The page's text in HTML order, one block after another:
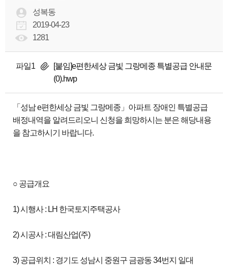
성복동
2019-04-23
1281
파일1
[붙임]e편한세상 금빛 그랑메종 특별공급 안내문
(0).hwp
「성남 e편한세상 금빛 그랑메종」아파트 장애인 특별공급
배정내역을 알려드리오니 신청을 희망하시는 분은 해당내용
을 참고하시기 바랍니다.
○ 공급개요
1) 시행사 : LH 한국토지주택공사
2) 시공사 : 대림산업(주)
3) 공급위치 : 경기도 성남시 중원구 금광동 34번지 일대